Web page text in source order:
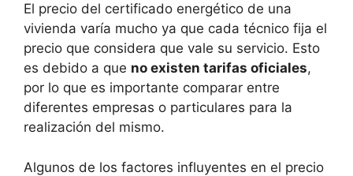
El precio del certificado energético de una
vivienda varía mucho ya que cada técnico fija el
precio que considera que vale su servicio. Esto
es debido a que no existen tarifas oficiales,
por lo que es importante comparar entre
diferentes empresas o particulares para la
realización del mismo.
Algunos de los factores influyentes en el precio